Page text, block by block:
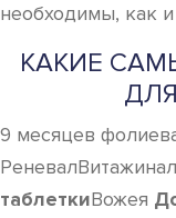
необходимы, как
КАКИЕ
9 месяцев
таблеткиВожея